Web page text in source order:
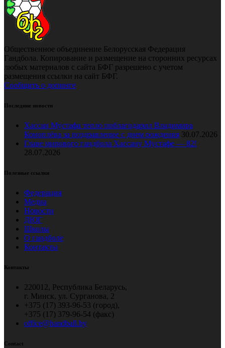
Общественное объединение Белорусская Федерация
Гандбола. Копирование и размещение на сторонних ресурсах
любых материалов с сайта БФГ разрешено с учетом
размещения ссылки на сайт БФГ.
Сообщить о допинге
Последние новости
Хассан Мустафа тепло поблагодарил Владимира
Коноплёва за поздравление с днем рождения 30.07.2026
Главе мирового гандбола Хассану Мустафе — 82!
28.07.2026
Полезные ссылки
Федерация
Медиа
Новости
ДЮГ
Школы
О гандболе
Контакты
Контакты
220012, Республика Беларусь,
г. Минск, ул. Сурганова, 2
+375 (17) 393-96-53 (город),
+375 (17) 379-96-54 (факс)
office@handball.by
Contact